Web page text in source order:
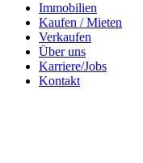
Immobilien
Kaufen / Mieten
Verkaufen
Über uns
Karriere/Jobs
Kontakt